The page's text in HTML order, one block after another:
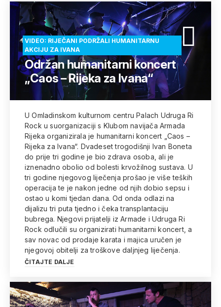
VIDEO: RIJEČANI PODRŽALI HUMANITARNU
AKCIJU ZA IVANA
Održan humanitarni koncert
„Caos – Rijeka za Ivana“
U Omladinskom kulturnom centru Palach Udruga Ri
Rock u suorganizaciji s Klubom navijača Armada
Rijeka organizirala je humanitarni koncert „Caos –
Rijeka za Ivana“. Dvadeset trogodišnji Ivan Boneta
do prije tri godine je bio zdrava osoba, ali je
iznenadno obolio od bolesti krvožilnog sustava. U
tri godine njegovog liječenja prošao je više teških
operacija te je nakon jedne od njih dobio sepsu i
ostao u komi tjedan dana. Od onda odlazi na
dijalizu tri puta tjedno i čeka transplantaciju
bubrega. Njegovi prijatelji iz Armade i Udruga Ri
Rock odlučili su organizirati humanitarni koncert, a
sav novac od prodaje karata i majica uručen je
njegovoj obitelji za troškove daljnjeg liječenja.
ČITAJTE DALJE